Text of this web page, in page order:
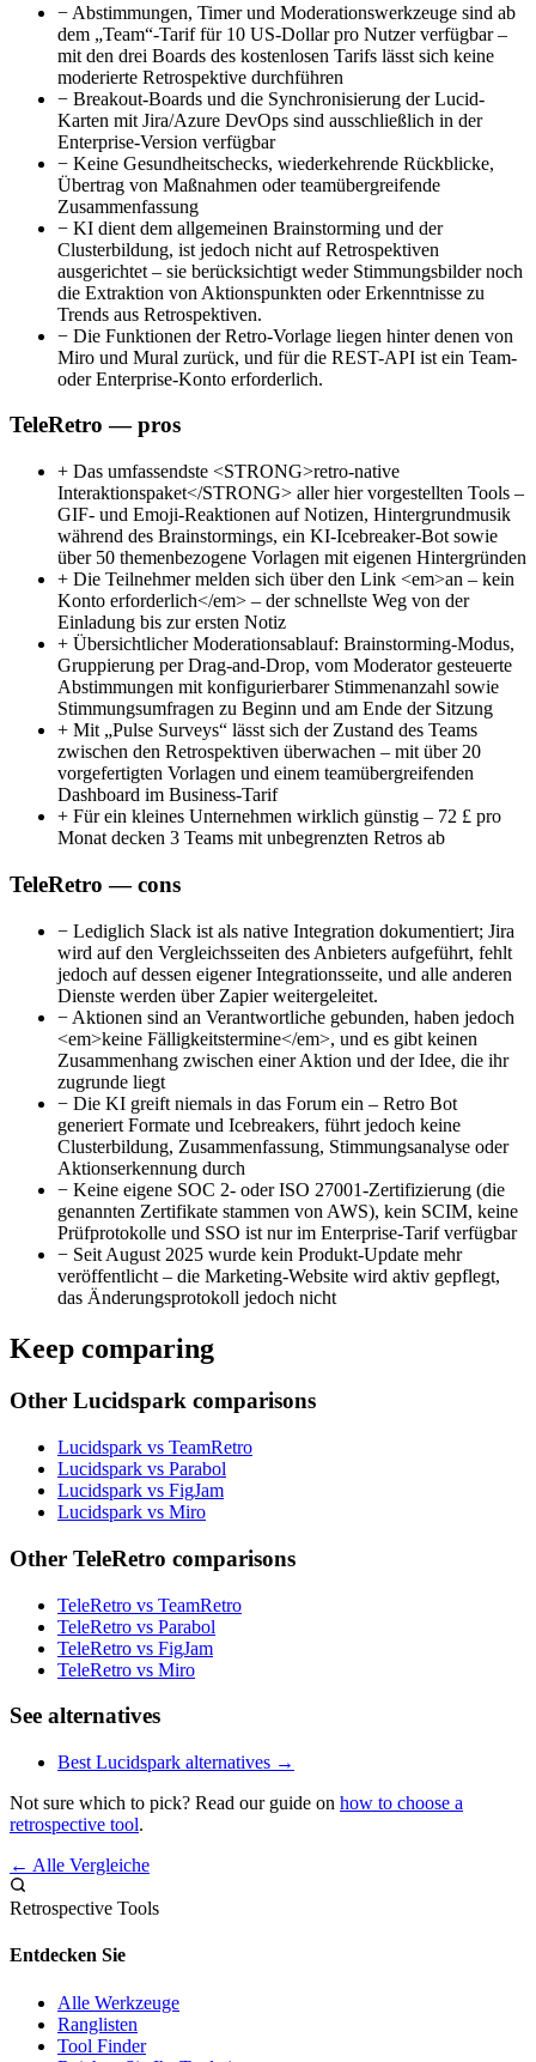
− Abstimmungen, Timer und Moderationswerkzeuge sind ab
dem „Team“-Tarif für 10 US-Dollar pro Nutzer verfügbar –
mit den drei Boards des kostenlosen Tarifs lässt sich keine
moderierte Retrospektive durchführen
− Breakout-Boards und die Synchronisierung der Lucid-
Karten mit Jira/Azure DevOps sind ausschließlich in der
Enterprise-Version verfügbar
− Keine Gesundheitschecks, wiederkehrende Rückblicke,
Übertrag von Maßnahmen oder teamübergreifende
Zusammenfassung
− KI dient dem allgemeinen Brainstorming und der
Clusterbildung, ist jedoch nicht auf Retrospektiven
ausgerichtet – sie berücksichtigt weder Stimmungsbilder noch
die Extraktion von Aktionspunkten oder Erkenntnisse zu
Trends aus Retrospektiven.
− Die Funktionen der Retro-Vorlage liegen hinter denen von
Miro und Mural zurück, und für die REST-API ist ein Team-
oder Enterprise-Konto erforderlich.
TeleRetro — pros
+ Das umfassendste <STRONG>retro-native
Interaktionspaket</STRONG> aller hier vorgestellten Tools –
GIF- und Emoji-Reaktionen auf Notizen, Hintergrundmusik
während des Brainstormings, ein KI-Icebreaker-Bot sowie
über 50 themenbezogene Vorlagen mit eigenen Hintergründen
+ Die Teilnehmer melden sich über den Link <em>an – kein
Konto erforderlich</em> – der schnellste Weg von der
Einladung bis zur ersten Notiz
+ Übersichtlicher Moderationsablauf: Brainstorming-Modus,
Gruppierung per Drag-and-Drop, vom Moderator gesteuerte
Abstimmungen mit konfigurierbarer Stimmenanzahl sowie
Stimmungsumfragen zu Beginn und am Ende der Sitzung
+ Mit „Pulse Surveys“ lässt sich der Zustand des Teams
zwischen den Retrospektiven überwachen – mit über 20
vorgefertigten Vorlagen und einem teamübergreifenden
Dashboard im Business-Tarif
+ Für ein kleines Unternehmen wirklich günstig – 72 £ pro
Monat decken 3 Teams mit unbegrenzten Retros ab
TeleRetro — cons
− Lediglich Slack ist als native Integration dokumentiert; Jira
wird auf den Vergleichsseiten des Anbieters aufgeführt, fehlt
jedoch auf dessen eigener Integrationsseite, und alle anderen
Dienste werden über Zapier weitergeleitet.
− Aktionen sind an Verantwortliche gebunden, haben jedoch
<em>keine Fälligkeitstermine</em>, und es gibt keinen
Zusammenhang zwischen einer Aktion und der Idee, die ihr
zugrunde liegt
− Die KI greift niemals in das Forum ein – Retro Bot
generiert Formate und Icebreakers, führt jedoch keine
Clusterbildung, Zusammenfassung, Stimmungsanalyse oder
Aktionserkennung durch
− Keine eigene SOC 2- oder ISO 27001-Zertifizierung (die
genannten Zertifikate stammen von AWS), kein SCIM, keine
Prüfprotokolle und SSO ist nur im Enterprise-Tarif verfügbar
− Seit August 2025 wurde kein Produkt-Update mehr
veröffentlicht – die Marketing-Website wird aktiv gepflegt,
das Änderungsprotokoll jedoch nicht
Keep comparing
Other Lucidspark comparisons
Lucidspark vs TeamRetro
Lucidspark vs Parabol
Lucidspark vs FigJam
Lucidspark vs Miro
Other TeleRetro comparisons
TeleRetro vs TeamRetro
TeleRetro vs Parabol
TeleRetro vs FigJam
TeleRetro vs Miro
See alternatives
Best Lucidspark alternatives →
Not sure which to pick? Read our guide on how to choose a
retrospective tool.
← Alle Vergleiche
Retrospective Tools
Entdecken Sie
Alle Werkzeuge
Ranglisten
Tool Finder